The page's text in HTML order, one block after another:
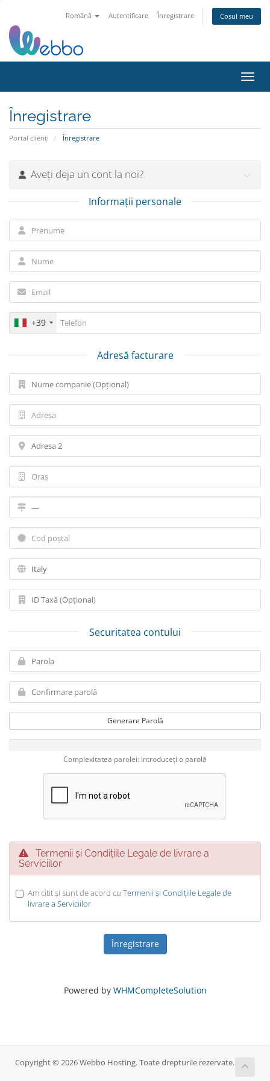
Română Autentificare Înregistrare Coșul meu
Înregistrare
Portal clienți Înregistrare
Aveți deja un cont la noi?
Informații personale
+39
Adresă facturare
Securitatea contului
Generare Parolă
Complexitatea parolei: Introduceți o parolă
Termenii și Condițiile Legale de livrare a
Serviciilor
Am citit și sunt de acord cu Termenii și Condițiile Legale de
livrare a Serviciilor
Powered by WHMCompleteSolution
Copyright © 2026 Webbo Hosting. Toate drepturile rezervate.